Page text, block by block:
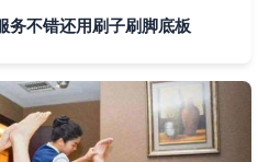
务不错还用刷子刷脚底板